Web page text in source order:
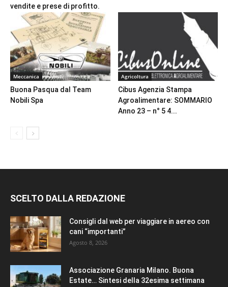
vendite e prese di profitto.
Meccanica
Buona Pasqua dal Team
Nobili Spa
Agricoltura
Cibus Agenzia Stampa
Agroalimentare: SOMMARIO
Anno 23 – n° 5 4...
SCELTO DALLA REDAZIONE
Consigli dal web per viaggiare in aereo con
cani “importanti”
Agosto 8, 2026
Associazione Granaria Milano. Buona
Estate… Sintesi della 32esima settimana